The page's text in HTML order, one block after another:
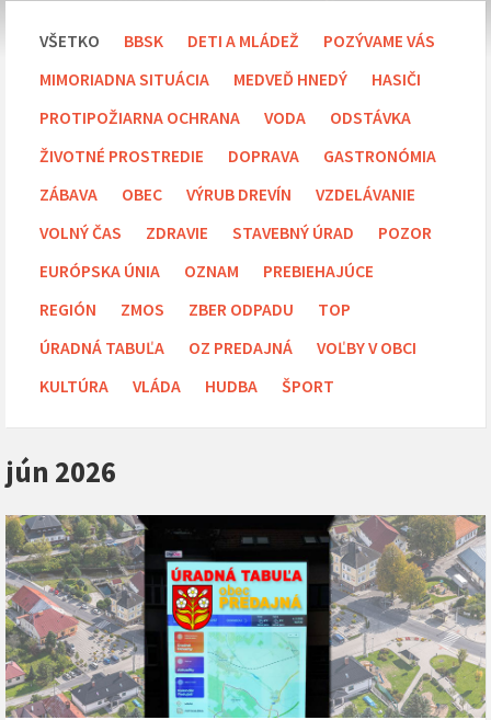
VŠETKO BBSK DETI A MLÁDEŽ
POZÝVAME VÁS
MIMORIADNA SITUÁCIA
MEDVEĎ HNEDÝ
HASIČI
PROTIPOŽIARNA OCHRANA
VODA
ODSTÁVKA
ŽIVOTNÉ PROSTREDIE
DOPRAVA
GASTRONÓMIA
ZÁBAVA
OBEC VÝRUB DREVÍN
VZDELÁVANIE
VOLNÝ ČAS
ZDRAVIE STAVEBNÝ ÚRAD
POZOR
EURÓPSKA ÚNIA
OZNAM
PREBIEHAJÚCE
REGIÓN
ZMOS ZBER ODPADU
TOP
ÚRADNÁ TABUĽA
OZ PREDAJNÁ
VOĽBY V OBCI
KULTÚRA
VLÁDA HUDBA ŠPORT
jún 2026